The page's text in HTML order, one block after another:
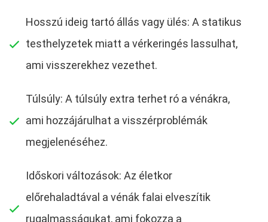
Hosszú ideig tartó állás vagy ülés: A statikus
testhelyzetek miatt a vérkeringés lassulhat,
ami visszerekhez vezethet.
Túlsúly: A túlsúly extra terhet ró a vénákra,
ami hozzájárulhat a visszérproblémák
megjelenéséhez.
Időskori változások: Az életkor
előrehaladtával a vénák falai elveszítik
rugalmasságukat, ami fokozza a